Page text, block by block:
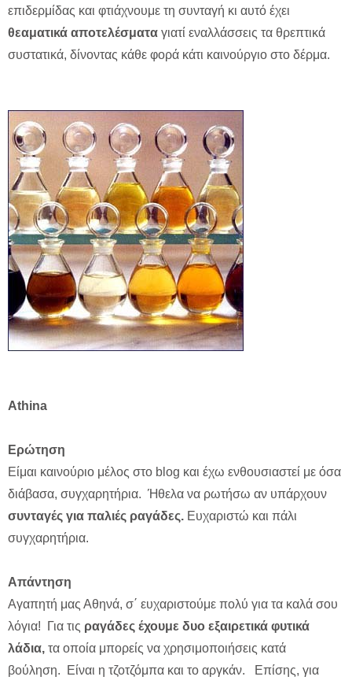
επιδερμίδας και φτιάχνουμε τη συνταγή κι αυτό έχει
θεαματικά αποτελέσματα γιατί εναλλάσσεις τα θρεπτικά
συστατικά, δίνοντας κάθε φορά κάτι καινούργιο στο δέρμα.
Athina
Ερώτηση
Είμαι καινούριο μέλος στο blog και έχω ενθουσιαστεί με όσα
διάβασα, συγχαρητήρια. Ήθελα να ρωτήσω αν υπάρχουν
συνταγές για παλιές ραγάδες. Ευχαριστώ και πάλι
συγχαρητήρια.
Απάντηση
Αγαπητή μας Αθηνά, σ΄ ευχαριστούμε πολύ για τα καλά σου
λόγια! Για τις ραγάδες έχουμε δυο εξαιρετικά φυτικά
λάδια, τα οποία μπορείς να χρησιμοποιήσεις κατά
βούληση. Είναι η τζοτζόμπα και το αργκάν. Επίσης, για